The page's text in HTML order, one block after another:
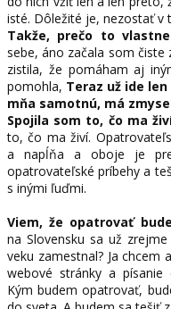
isté. Dôležité je, nezostať v
Takže, prečo to
sebe, áno začala som
zistila, že pomáham aj
pomohla, Teraz už ide
mňa samotnú, má
Spojila som to, čo ma
to, čo ma živí.
a napĺňa a oboje je
opatrovateľské príbehy a
s inými ľuďmi.
Viem, že opatrovať
na Slovensku sa už
veku zamestnal? Ja chcem
webové stránky a
Kým budem opatrovať,